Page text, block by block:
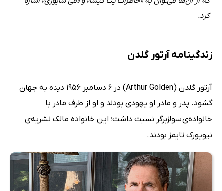
کرد.
زندگینامه آرتور گلدن
آرتور گلدن (Arthur Golden) در 6 دسامبر 1956 دیده به جهان
گشود. پدر و مادر او یهودی بودند و او از طرف مادر با
خانواده‌ی سولزبرگر نسبت داشت؛ این خانواده مالک نشریه‌ی
نیویورک تایمز بودند.